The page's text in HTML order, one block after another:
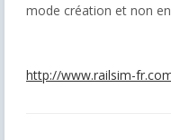
mode création et non
http://www.railsim-